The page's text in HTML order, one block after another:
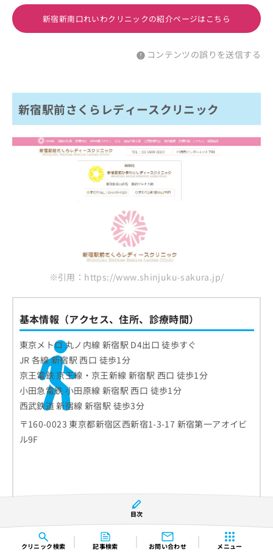
クリニック検索 記事検索 お問い合わせ メニュー
新宿新南口れいわクリニックの紹介ページはこちら
コンテンツの誤りを送信する
新宿駅前さくらレディースクリニック
※引用：https://www.shinjuku-sakura.jp/
基本情報（アクセス、住所、診療時間）
東京メトロ 丸ノ内線 新宿駅 D4出口 徒歩すぐ
JR 各線 新宿駅 西口 徒歩1分
京王電鉄 京王線・京王新線 新宿駅 西口 徒歩1分
小田急電鉄 小田原線 新宿駅 西口 徒歩1分
西武鉄道 新宿線 新宿駅 徒歩3分
〒160-0023 東京都新宿区西新宿1-3-17 新宿第一アオイビ
ル9F
目次